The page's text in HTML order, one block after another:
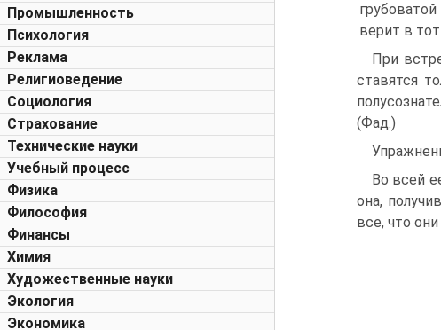
Промышленность
Психология
Реклама
Религиоведение
Социология
Страхование
Технические науки
Учебный процесс
Физика
Философия
Финансы
Химия
Художественные науки
Экология
Экономика
верит в
При
ставятся
(Фад.)
Во всей
она,
все, что